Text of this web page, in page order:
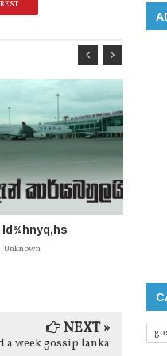
ld¾hnyq,hs
Unknown
NEXT »
a week gossip lanka